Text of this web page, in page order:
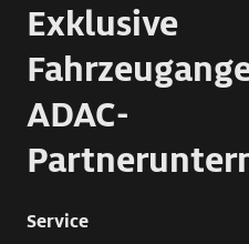
Exklusive
ADAC-
Service